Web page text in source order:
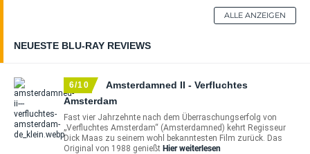
NEUESTE BLU-RAY REVIEWS
ALLE ANZEIGEN
6/10
Amsterdamned II - Verfluchtes
Amsterdam
Fast vier Jahrzehnte nach dem Überraschungserfolg von
„Verfluchtes Amsterdam“ (Amsterdamned) kehrt Regisseur
Dick Maas zu seinem wohl bekanntesten Film zurück. Das
Original von 1988 genießt Hier weiterlesen